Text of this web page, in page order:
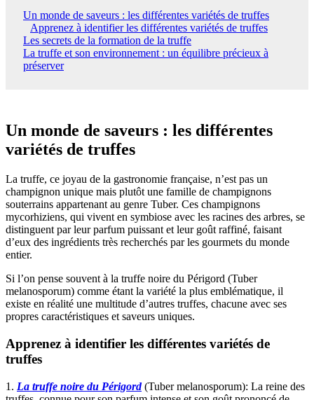
Un monde de saveurs : les différentes variétés de truffes
Apprenez à identifier les différentes variétés de truffes
Les secrets de la formation de la truffe
La truffe et son environnement : un équilibre précieux à
préserver
Un monde de saveurs : les différentes
variétés de truffes
La truffe, ce joyau de la gastronomie française, n’est pas un
champignon unique mais plutôt une famille de champignons
souterrains appartenant au genre Tuber. Ces champignons
mycorhiziens, qui vivent en symbiose avec les racines des arbres, se
distinguent par leur parfum puissant et leur goût raffiné, faisant
d’eux des ingrédients très recherchés par les gourmets du monde
entier.
Si l’on pense souvent à la truffe noire du Périgord (Tuber
melanosporum) comme étant la variété la plus emblématique, il
existe en réalité une multitude d’autres truffes, chacune avec ses
propres caractéristiques et saveurs uniques.
Apprenez à identifier les différentes variétés de
truffes
1. La truffe noire du Périgord(Tuber melanosporum): La reine des